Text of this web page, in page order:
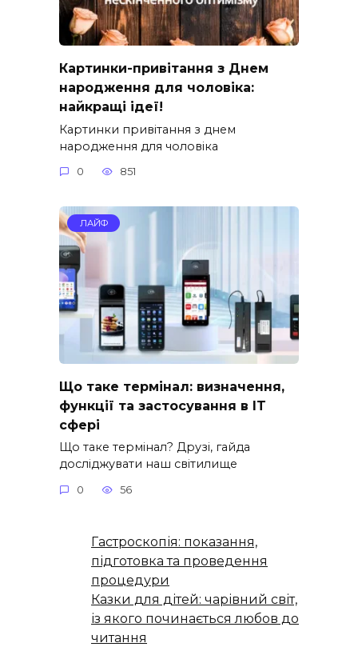
Картинки-привітання з Днем
народження для чоловіка:
найкращі ідеї!
Картинки привітання з днем
народження для чоловіка
0 851
ЛАЙФ
Що таке термінал: визначення,
функції та застосування в IT
сфері
Що таке термінал? Друзі, гайда
досліджувати наш світилище
0 56
Гастроскопія: показання,
підготовка та проведення
процедури
Казки для дітей: чарівний світ,
із якого починається любов до
читання